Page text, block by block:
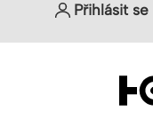
Přihlásit se